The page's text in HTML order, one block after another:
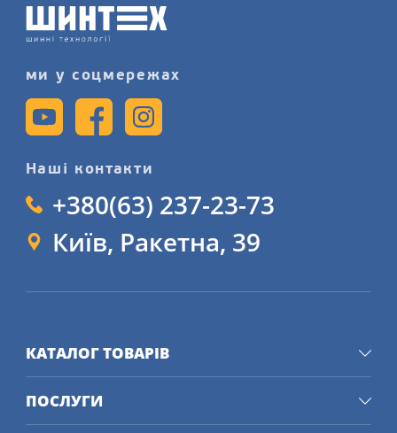
ми у соцмережах
Наші контакти
+380(63) 237-23-73
Київ, Ракетна, 39
КАТАЛОГ ТОВАРІВ
ПОСЛУГИ